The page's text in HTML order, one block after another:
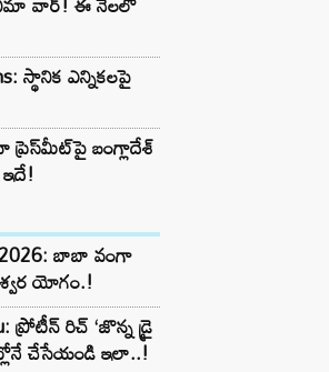
స్థానిక ఎన్నికలపై
ప్రెస్‌మీట్‌పై బంగ్లాదేశ్
2026: బాబా వంగా
యోగం.!
ప్రోటీన్ రిచ్ ‘జొన్న డ్రై
చేసేయండి ఇలా..!